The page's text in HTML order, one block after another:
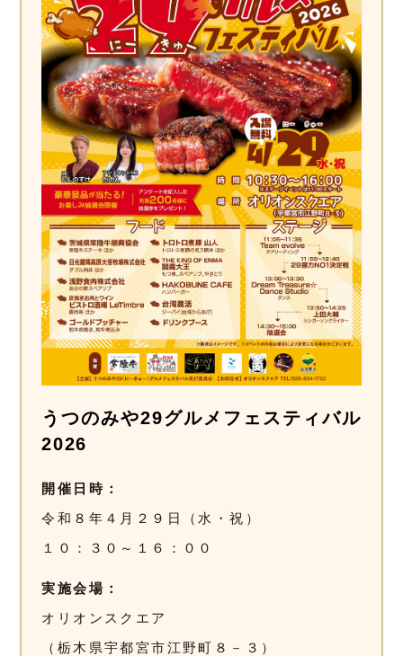
うつのみや29グルメフェスティバル
2026
開催日時
令和８年４月２９日（水・祝）
１０：３０～１６：００
実施会場
オリオンスクエア
（栃木県宇都宮市江野町８－３）